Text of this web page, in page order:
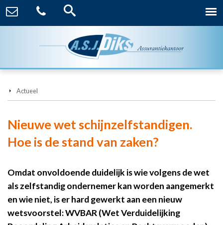
Actueel
Nieuwe wet schijnzelfstandigen.
Hoe is de stand van zaken?
Omdat onvoldoende duidelijk is wie volgens de wet
als zelfstandig ondernemer kan worden aangemerkt
en wie niet, is er hard gewerkt aan een nieuw
wetsvoorstel: WVBAR (Wet Verduidelijking